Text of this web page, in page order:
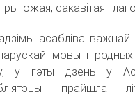
сакавітая і
асабліва важнай
мовы і родных
у гэты дзень у
прайшла